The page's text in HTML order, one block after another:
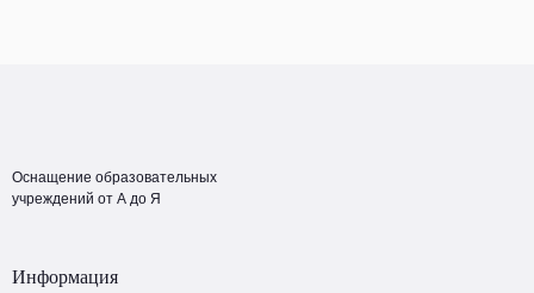
Оснащение образовательных
учреждений от А до Я
Информация